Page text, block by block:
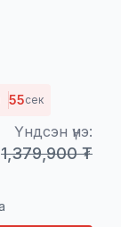
55сек
Үндсэн үнэ:
1,379,900 ₮
08-48
дээш